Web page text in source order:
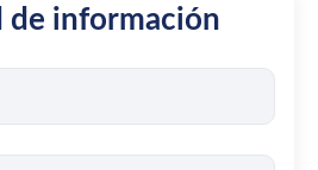
de información